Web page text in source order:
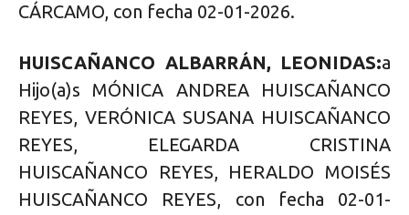
CÁRCAMO, con fecha 02-01-2026.
HUISCAÑANCO ALBARRÁN, LEONIDAS:a
Hijo(a)s MÓNICA ANDREA HUISCAÑANCO
REYES, VERÓNICA SUSANA HUISCAÑANCO
REYES, ELEGARDA CRISTINA
HUISCAÑANCO REYES, HERALDO MOISÉS
HUISCAÑANCO REYES, con fecha 02-01-